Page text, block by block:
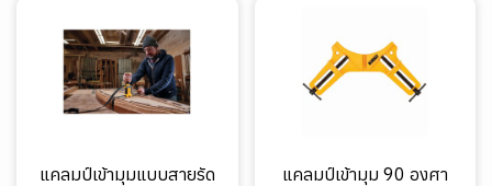
แคลมป์เข้ามุมแบบสายรัด
แคลมป์เข้ามุม 90 องศา